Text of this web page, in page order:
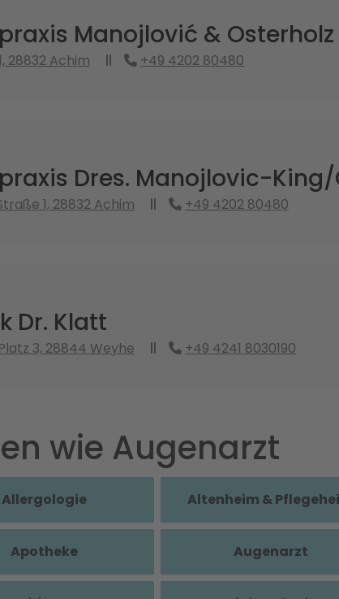
Manojlović & Osterholz
28832 Achim +49 4202 80480
Dres. Manojlovic-
1, 28832 Achim +49 4202 80480
Dr. Klatt
3, 28844 Weyhe +49 4241 8030190
wie Augenarzt
Allergologie Altenheim &
Apotheke Augenarzt